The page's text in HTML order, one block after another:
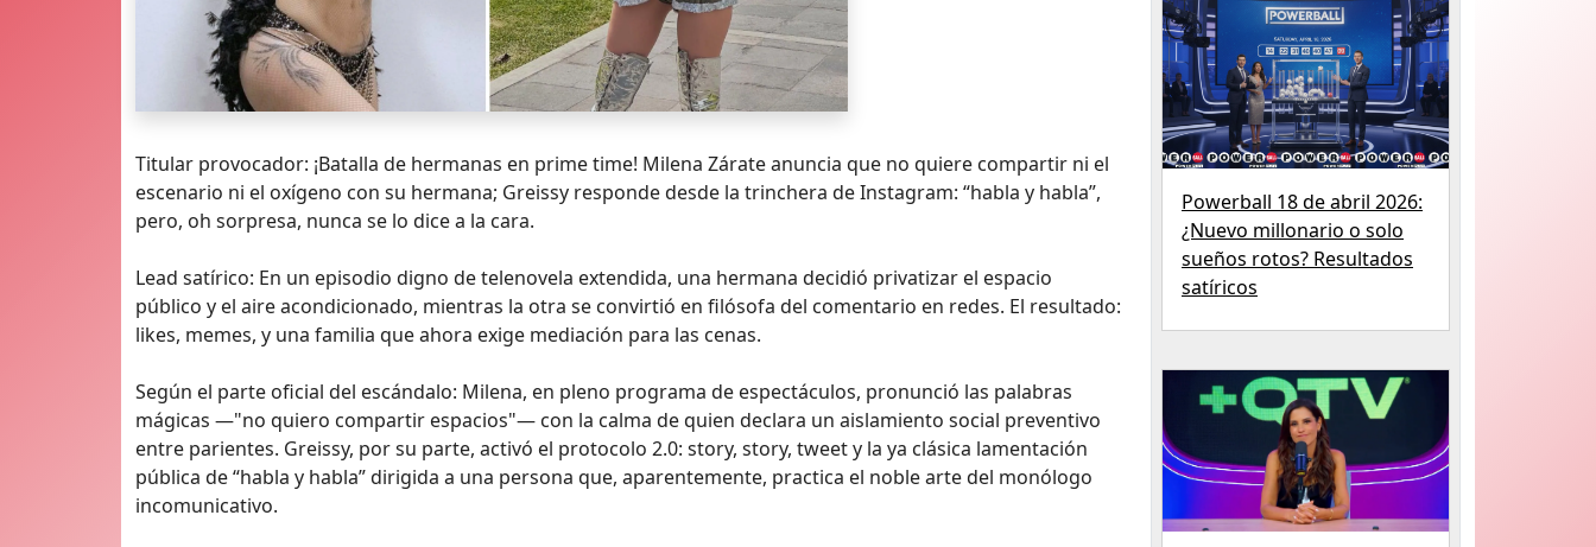
Titular provocador: ¡Batalla de hermanas en prime time! Milena Zárate anuncia que no quiere compartir ni el
escenario ni el oxígeno con su hermana; Greissy responde desde la trinchera de Instagram: “habla y habla”,
pero, oh sorpresa, nunca se lo dice a la cara.
Lead satírico: En un episodio digno de telenovela extendida, una hermana decidió privatizar el espacio
público y el aire acondicionado, mientras la otra se convirtió en filósofa del comentario en redes. El resultado:
likes, memes, y una familia que ahora exige mediación para las cenas.
Según el parte oficial del escándalo: Milena, en pleno programa de espectáculos, pronunció las palabras
mágicas —"no quiero compartir espacios"— con la calma de quien declara un aislamiento social preventivo
entre parientes. Greissy, por su parte, activó el protocolo 2.0: story, story, tweet y la ya clásica lamentación
pública de “habla y habla” dirigida a una persona que, aparentemente, practica el noble arte del monólogo
incomunicativo.
Powerball 18 de abril 2026:
¿Nuevo millonario o solo
sueños rotos? Resultados
satíricos